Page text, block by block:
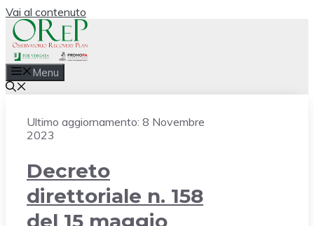
Vai al contenuto
Menu
Ultimo aggiornamento: 8 Novembre
2023
Decreto
direttoriale n. 158